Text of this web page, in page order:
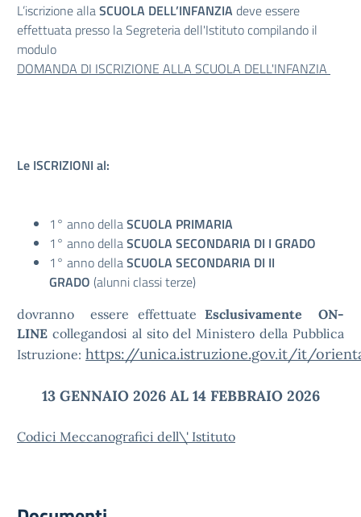
L’iscrizione allaSCUOLA DELL’INFANZIAdeve essere
effettuata presso la Segreteria dell'Istituto compilando il
modulo
DOMANDA DI ISCRIZIONE ALLA SCUOLA DELL'INFANZIA
Le ISCRIZIONI al:
1° anno dellaSCUOLA PRIMARIA
1° anno dellaSCUOLA SECONDARIA DI I GRADO
1° anno dellaSCUOLA SECONDARIA DI II
GRADO (alunni classi terze)
dovranno essere effettuate Esclusivamente ON-
LINE collegandosi al sito del Ministero della Pubblica
Istruzione: https://unica.istruzione.gov.it/it/
13 GENNAIO 2026 AL 14 FEBBRAIO 2026
Codici Meccanografici dell\' Istituto